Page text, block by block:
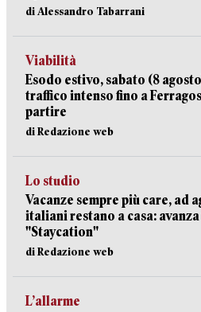
di Alessandro Tabarrani
Viabilità
Esodo estivo, sabato (8
traffico intenso fino a
partire
di Redazione web
Lo studio
Vacanze sempre più care, ad
italiani restano a casa:
"Staycation"
di Redazione web
L’allarme